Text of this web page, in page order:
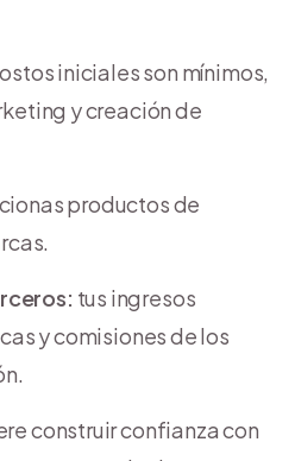
iniciales son mínimos,
y creación de
productos de
tus ingresos
y comisiones de los
construir confianza con